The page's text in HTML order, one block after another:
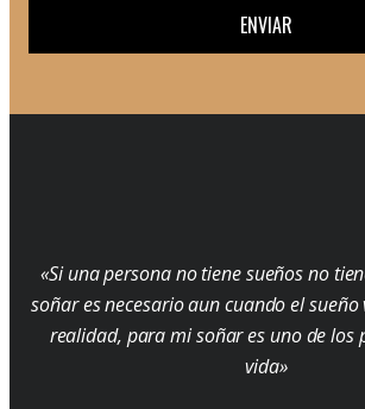
ENVIAR
«Si una persona no tiene sueños no
soñar es necesario aun cuando el
realidad, para mi soñar es uno de los
vida»